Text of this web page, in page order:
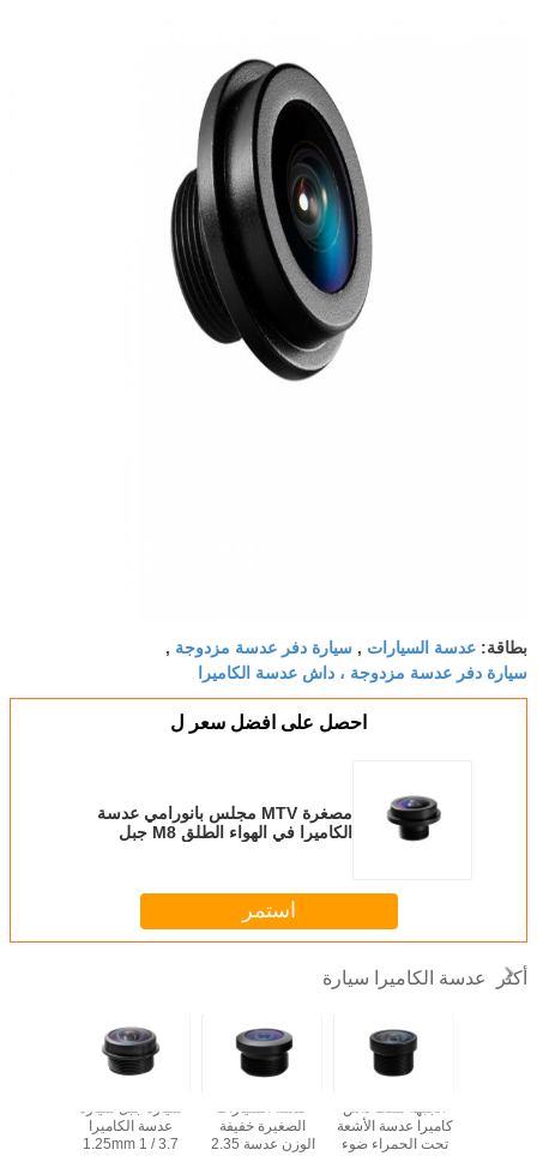
بطاقة: عدسة السيارات , سيارة دفر عدسة مزدوجة ,
سيارة دفر عدسة مزدوجة ، داش عدسة الكاميرا
احصل على افضل سعر ل
مصغرة MTV مجلس بانورامي عدسة
الكاميرا في الهواء الطلق M8 جبل
استمر
أكثر عدسة الكاميرا سيارة
سيارة جبل سيارة
عدسة الكاميرا
1.25mm 1 / 3.7
عدسة السيارات
الصغيرة خفيفة
الوزن عدسة 2.35
الجبهة شنت داش
كاميرا عدسة الأشعة
تحت الحمراء ضوء